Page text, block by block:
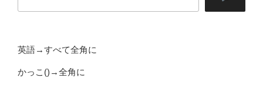
英語→すべて全角に
かっこ()→全角に